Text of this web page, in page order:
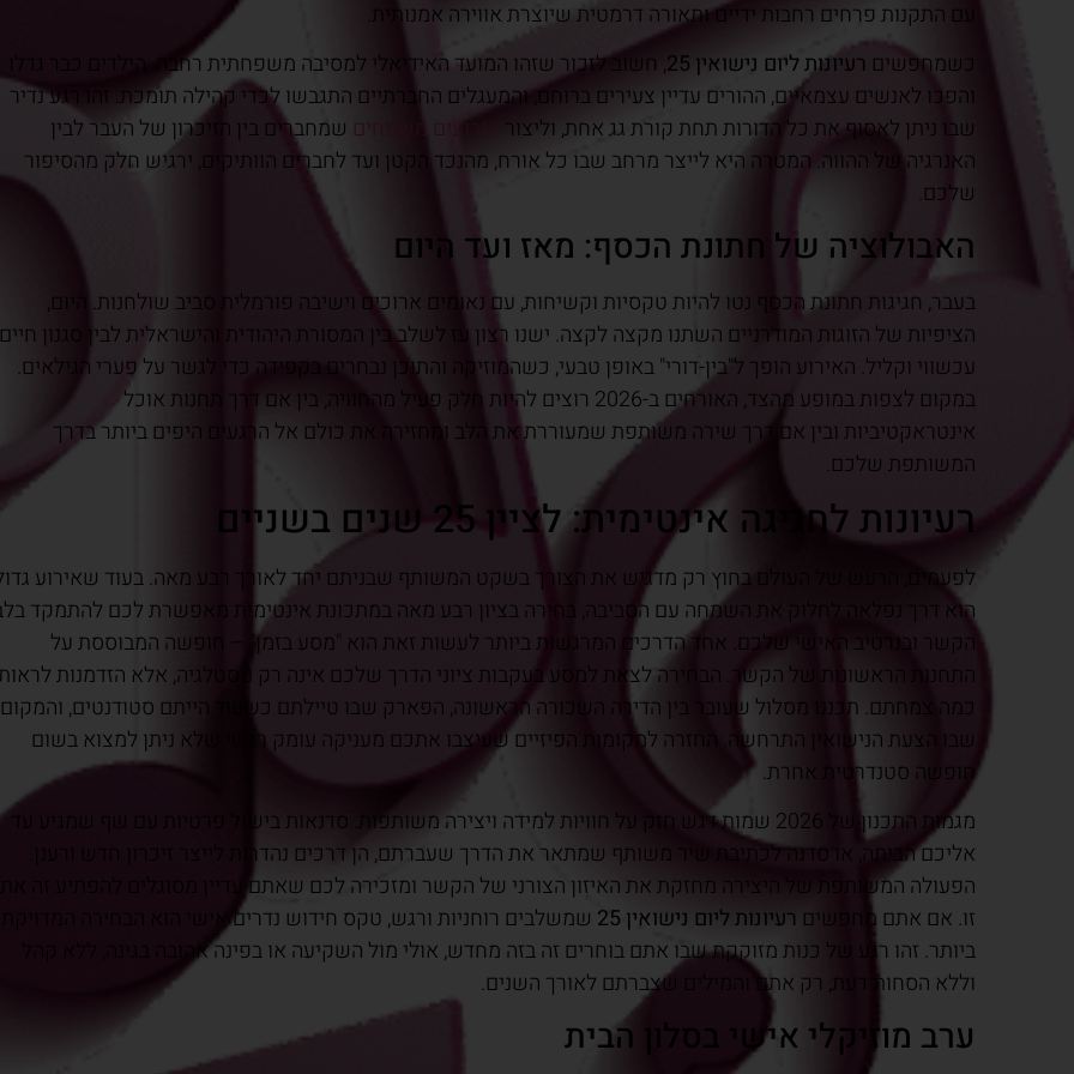
עם התקנות פרחים רחבות ידיים ותאורה דרמטית שיוצרת אווירה אמנותית.
כשמחפשים רעיונות ליום נישואין 25
, חשוב לזכור שזהו המועד האידיאלי למסיבה משפחתית רחבה. הילדים כבר גדלו
והפכו לאנשים עצמאיים, ההורים עדיין צעירים ברוחם, והמעגלים החברתיים התגבשו לכדי קהילה תומכת. זהו רגע נדיר
שבו ניתן לאסוף את כל הדורות תחת קורת גג אחת, וליצור
אירועים משמחים שמחברים בין הזיכרון של העבר לבין
האנרגיה של ההווה. המטרה היא לייצר מרחב שבו כל אורח, מהנכד הקטן ועד לחברים הוותיקים, ירגיש חלק מהסיפור
שלכם.
האבולוציה של חתונת הכסף: מאז ועד היום
בעבר, חגיגות חתונת הכסף נטו להיות טקסיות וקשיחות, עם נאומים ארוכים וישיבה פורמלית סביב שולחנות. היום,
הציפיות של הזוגות המודרניים השתנו מקצה לקצה. ישנו רצון עז לשלב בין המסורת היהודית והישראלית לבין סגנון חיים
עכשווי וקליל. האירוע הופך ל"בין-דורי" באופן טבעי, כשהמוזיקה והתוכן נבחרים בקפידה כדי לגשר על פערי הגילאים.
במקום לצפות במופע מהצד, האורחים ב-2026 רוצים להיות חלק פעיל מהחוויה, בין אם דרך תחנות אוכל
אינטראקטיביות ובין אם דרך שירה משותפת שמעוררת את הלב ומחזירה את כולם אל הרגעים היפים ביותר בדרך
המשותפת שלכם.
רעיונות לחגיגה אינטימית: לציין 25 שנים בשניים
לפעמים, הרעש של העולם בחוץ רק מדגיש את הצורך בשקט המשותף שבניתם יחד לאורך רבע מאה. בעוד שאירוע
הוא דרך נפלאה לחלוק את השמחה עם הסביבה, בחירה בציון רבע מאה במתכונת אינטימית מאפשרת לכם להתמקד
הקשר ובנרטיב האישי שלכם. אחד הדרכים המרגשות ביותר לעשות זאת הוא "מסע בזמן" – חופשה המבוססת על
התחנות הראשונות של הקשר. הבחירה לצאת למסע בעקבות ציוני הדרך שלכם אינה רק נוסטלגיה, אלא הזדמנות
כמה צמחתם. תכננו מסלול שעובר בין הדירה השכורה הראשונה, הפארק שבו טיילתם כשעוד הייתם סטודנטים, והמקום
שבו הצעת הנישואין התרחשה. החזרה למקומות הפיזיים שעיצבו אתכם מעניקה עומק רגשי שלא ניתן למצוא בשום
חופשה סטנדרטית אחרת.
מגמות התכנון של 2026 שמות דגש חזק על חוויות למידה ויצירה משותפות. סדנאות בישול פרטיות עם שף שמגיע עד
אליכם הביתה, או סדנה לכתיבת שיר משותף שמתאר את הדרך שעברתם, הן דרכים נהדרות לייצר זיכרון חדש ורענן.
הפעולה המשותפת של היצירה מחזקת את האיזון הצורני של הקשר ומזכירה לכם שאתם עדיין מסוגלים להפתיע זה את
זו. אם אתם מחפשים רעיונות ליום נישואין 25
שמשלבים רוחניות ורגש, טקס חידוש נדרים אישי הוא הבחירה המדויקת
ביותר. זהו רגע של כנות מזוקקת שבו אתם בוחרים זה בזה מחדש, אולי מול השקיעה או בפינה אהובה בגינה, ללא קהל
וללא הסחות דעת, רק אתם והמילים שצברתם לאורך השנים.
ערב מוזיקלי אישי בסלון הבית